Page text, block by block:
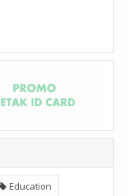
Education